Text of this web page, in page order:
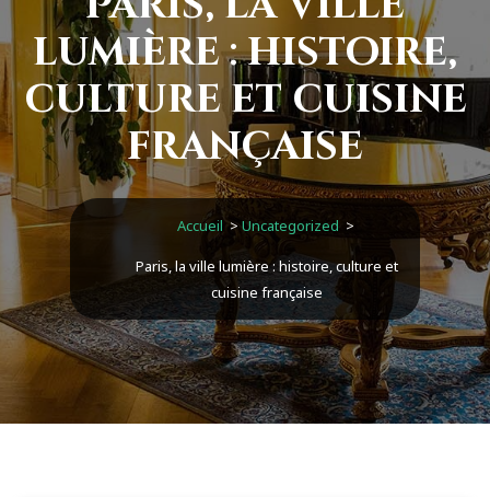
lumière : histoire,
culture et cuisine
française
Accueil> Uncategorized >
Paris, la ville lumière : histoire, culture et
cuisine française